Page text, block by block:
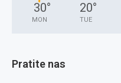
30°
MON
20°
TUE
Pratite nas